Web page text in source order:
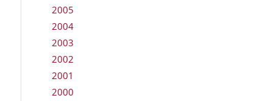
2005
2004
2003
2002
2001
2000